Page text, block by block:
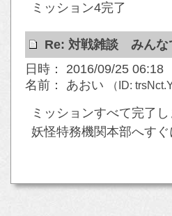
ミッション4完了
Re: 対戦雑談 みんな
日時： 2016/09/25 06:18
名前： あおい
（ID: trsNct.Y
ミッションすべて完了し
妖怪特務機関本部へす